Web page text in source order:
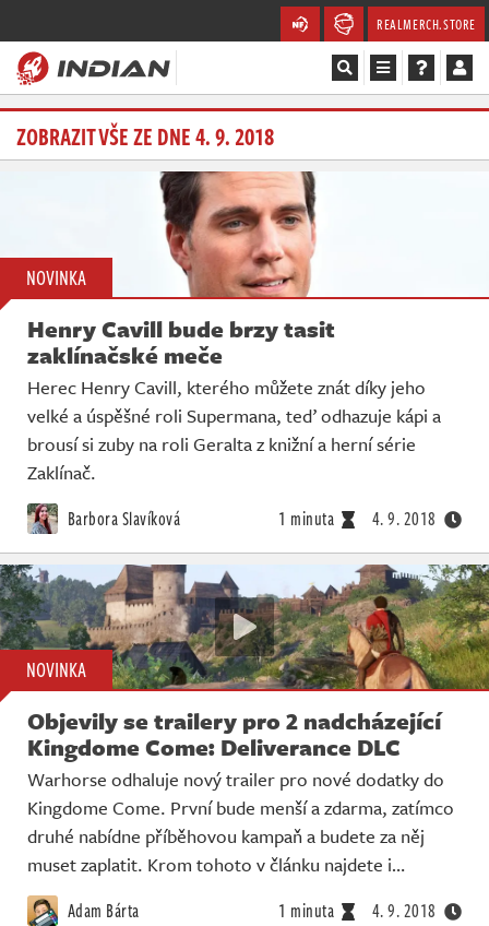
REALMERCH.STORE
Magazín
Soutěže
Databáze
Komunita
Redakce
Živě
ZOBRAZIT VŠE ZE DNE 4. 9. 2018
NOVINKA
Henry Cavill bude brzy tasit
zaklínačské meče
Herec Henry Cavill, kterého můžete znát díky jeho
velké a úspěšné roli Supermana, teď odhazuje kápi a
brousí si zuby na roli Geralta z knižní a herní série
Zaklínač.
Barbora Slavíková 1 minuta 4. 9. 2018
NOVINKA
Objevily se trailery pro 2 nadcházející
Kingdome Come: Deliverance DLC
Warhorse odhaluje nový trailer pro nové dodatky do
Kingdome Come. První bude menší a zdarma, zatímco
druhé nabídne příběhovou kampaň a budete za něj
muset zaplatit. Krom tohoto v článku najdete i…
Adam Bárta 1 minuta 4. 9. 2018